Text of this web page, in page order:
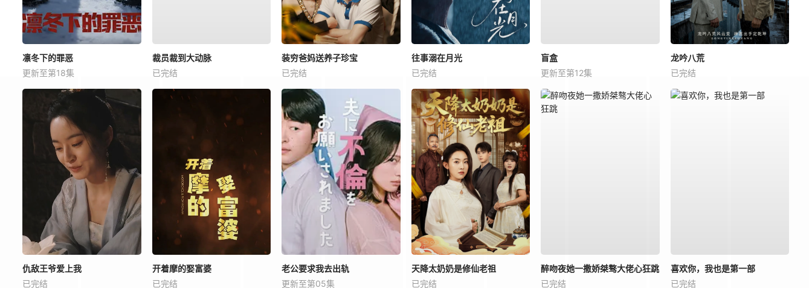
凛冬下的罪恶
更新至第18集
裁员裁到大动脉
已完结
装穷爸妈送养子珍宝
已完结
往事溺在月光
已完结
盲盒
更新至第12集
龙吟八荒
已完结
仇敌王爷爱上我
已完结
开着摩的娶富婆
已完结
老公要求我去出轨
更新至第05集
天降太奶奶是修仙老祖
已完结
醉吻夜她一撒娇桀骜大佬心狂跳
已完结
喜欢你，我也是第一部
已完结